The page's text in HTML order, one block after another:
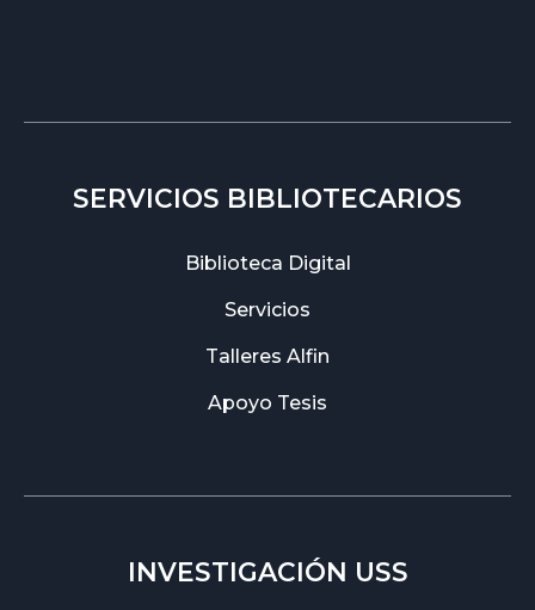
SERVICIOS BIBLIOTECARIOS
Biblioteca Digital
Servicios
Talleres Alfin
Apoyo Tesis
INVESTIGACIÓN USS